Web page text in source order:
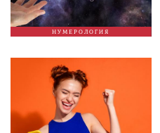
НУМЕРОЛОГИЯ